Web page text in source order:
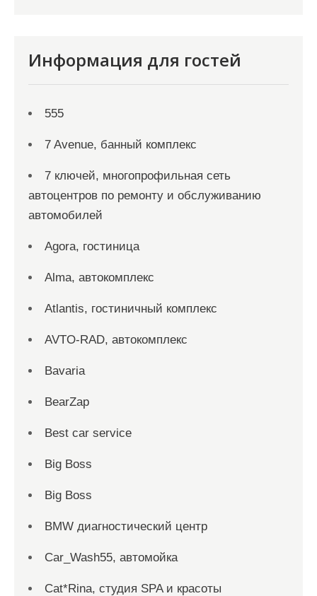
Информация для гостей
555
7 Avenue, банный комплекс
7 ключей, многопрофильная сеть
автоцентров по ремонту и обслуживанию
автомобилей
Agora, гостиница
Alma, автокомплекс
Atlantis, гостиничный комплекс
AVTO-RAD, автокомплекс
Bavaria
BearZap
Best car service
Big Boss
Big Boss
BMW диагностический центр
Car_Wash55, автомойка
Cat*Rina, студия SPA и красоты